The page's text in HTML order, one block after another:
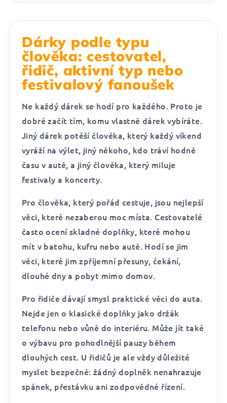
Dárky podle typu
člověka: cestovatel,
řidič, aktivní typ nebo
festivalový fanoušek
Ne každý dárek se hodí pro každého. Proto je
dobré začít tím, komu vlastně dárek vybíráte.
Jiný dárek potěší člověka, který každý víkend
vyráží na výlet, jiný někoho, kdo tráví hodně
času v autě, a jiný člověka, který miluje
festivaly a koncerty.
Pro člověka, který pořád cestuje, jsou nejlepší
věci, které nezaberou moc místa. Cestovatelé
často ocení skladné doplňky, které mohou
mít v batohu, kufru nebo autě. Hodí se jim
věci, které jim zpříjemní přesuny, čekání,
dlouhé dny a pobyt mimo domov.
Pro řidiče dávají smysl praktické věci do auta.
Nejde jen o klasické doplňky jako držák
telefonu nebo vůně do interiéru. Může jít také
o výbavu pro pohodlnější pauzy během
dlouhých cest. U řidičů je ale vždy důležité
myslet bezpečně: žádný doplněk nenahrazuje
spánek, přestávku ani zodpovědné řízení.